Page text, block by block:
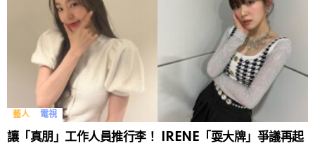
藝人 電視
讓「真朋」工作人員推行李！ IRENE「耍大牌」爭議再起